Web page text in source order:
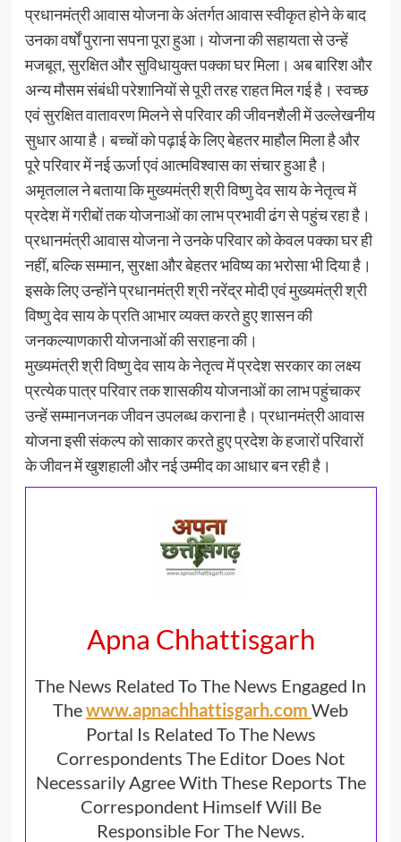
प्रधानमंत्री आवास योजना के अंतर्गत आवास स्वीकृत होने के बाद
उनका वर्षों पुराना सपना पूरा हुआ। योजना की सहायता से उन्हें
मजबूत, सुरक्षित और सुविधायुक्त पक्का घर मिला। अब बारिश और
अन्य मौसम संबंधी परेशानियों से पूरी तरह राहत मिल गई है। स्वच्छ
एवं सुरक्षित वातावरण मिलने से परिवार की जीवनशैली में उल्लेखनीय
सुधार आया है। बच्चों को पढ़ाई के लिए बेहतर माहौल मिला है और
पूरे परिवार में नई ऊर्जा एवं आत्मविश्वास का संचार हुआ है।
अमृतलाल ने बताया कि मुख्यमंत्री श्री विष्णु देव साय के नेतृत्व में
प्रदेश में गरीबों तक योजनाओं का लाभ प्रभावी ढंग से पहुंच रहा है।
प्रधानमंत्री आवास योजना ने उनके परिवार को केवल पक्का घर ही
नहीं, बल्कि सम्मान, सुरक्षा और बेहतर भविष्य का भरोसा भी दिया है।
इसके लिए उन्होंने प्रधानमंत्री श्री नरेंद्र मोदी एवं मुख्यमंत्री श्री
विष्णु देव साय के प्रति आभार व्यक्त करते हुए शासन की
जनकल्याणकारी योजनाओं की सराहना की।
मुख्यमंत्री श्री विष्णु देव साय के नेतृत्व में प्रदेश सरकार का लक्ष्य
प्रत्येक पात्र परिवार तक शासकीय योजनाओं का लाभ पहुंचाकर
उन्हें सम्मानजनक जीवन उपलब्ध कराना है। प्रधानमंत्री आवास
योजना इसी संकल्प को साकार करते हुए प्रदेश के हजारों परिवारों
के जीवन में खुशहाली और नई उम्मीद का आधार बन रही है।
Apna Chhattisgarh
The News Related To The News Engaged In
Thewww.apnachhattisgarh.com Web
Portal Is Related To The News
Correspondents The Editor Does Not
Necessarily Agree With These Reports The
Correspondent Himself Will Be
Responsible For The News.